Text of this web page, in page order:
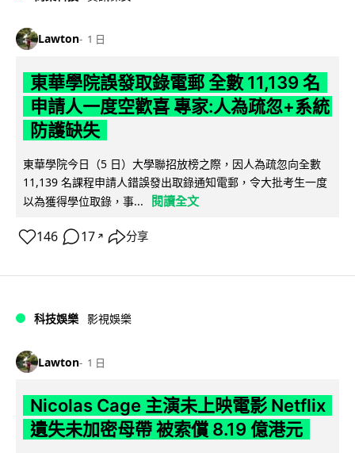
Lawton 1 日
東華學院誤發取錄電郵 全數 11,139 名
申請人一度空歡喜 專家:人為疏忽+系統
防護缺失
東華學院今日（5 日）大學聯招放榜之際，因人為疏忽向全數
11,139 名課程申請人錯誤發出取錄通知電郵，令大批考生一度
以為獲得學位取錄，事...
閱讀全文
146 17 ↗ 分享
科技娛樂 影視娛樂
Lawton 1 日
Nicolas Cage 主演未上映電影 Netflix
遺失未加密母帶 被索償 8.19 億港元